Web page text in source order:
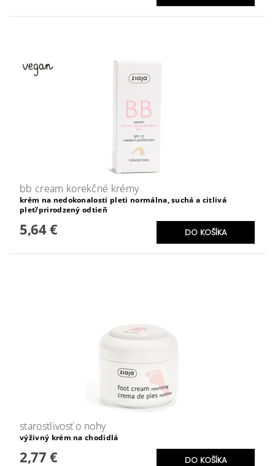
bb cream korekčné krémy
krém na nedokonalosti pleti normálna, suchá a citlivá
pleť/prirodzený odtieň
5,64 €
starostlivosť o nohy
výživný krém na chodidlá
2,77 €